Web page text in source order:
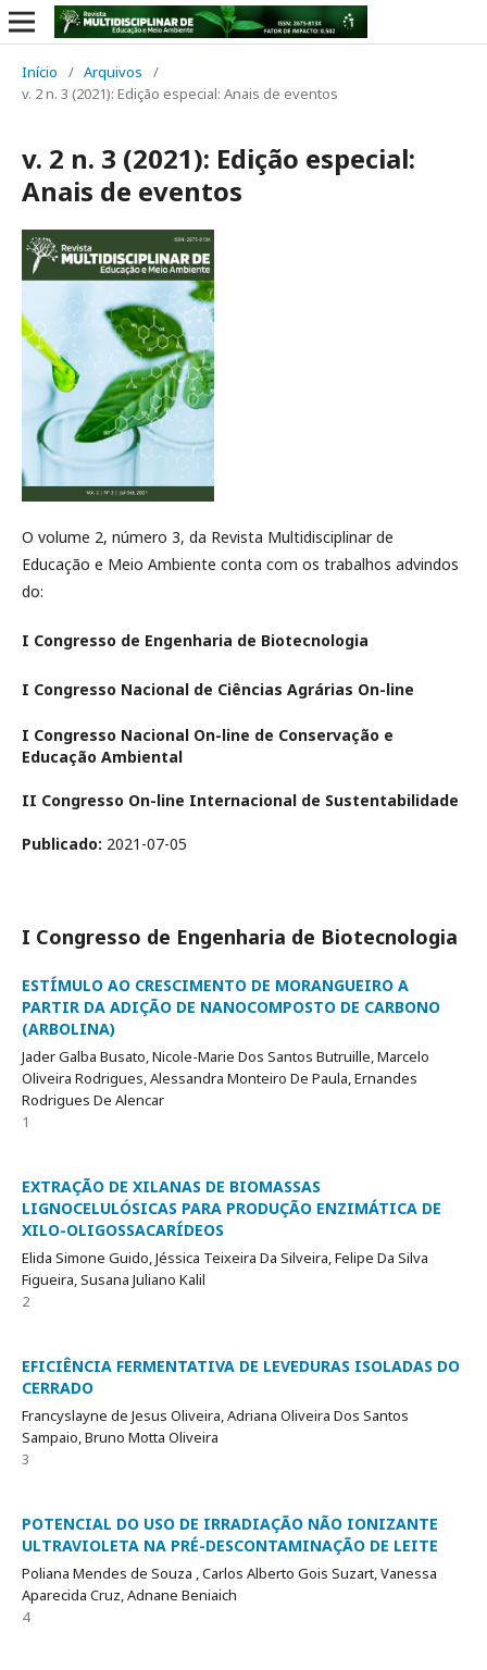
Início / Arquivos
/
v. 2 n. 3 (2021): Edição especial: Anais de eventos
v. 2 n. 3 (2021): Edição especial:
Anais de eventos
O volume 2, número 3, da Revista Multidisciplinar de
Educação e Meio Ambiente conta com os trabalhos advindos
do:
I Congresso de Engenharia de Biotecnologia
I Congresso Nacional de Ciências Agrárias On-line
I Congresso Nacional On-line de Conservação e
Educação Ambiental
II Congresso On-line Internacional de Sustentabilidade
Publicado: 2021-07-05
I Congresso de Engenharia de Biotecnologia
ESTÍMULO AO CRESCIMENTO DE MORANGUEIRO A
PARTIR DA ADIÇÃO DE NANOCOMPOSTO DE CARBONO
(ARBOLINA)
Jader Galba Busato, Nicole-Marie Dos Santos Butruille, Marcelo
Oliveira Rodrigues, Alessandra Monteiro De Paula, Ernandes
Rodrigues De Alencar
1
EXTRAÇÃO DE XILANAS DE BIOMASSAS
LIGNOCELULÓSICAS PARA PRODUÇÃO ENZIMÁTICA DE
XILO-OLIGOSSACARÍDEOS
Elida Simone Guido, Jéssica Teixeira Da Silveira, Felipe Da Silva
Figueira, Susana Juliano Kalil
2
EFICIÊNCIA FERMENTATIVA DE LEVEDURAS ISOLADAS DO
CERRADO
Francyslayne de Jesus Oliveira, Adriana Oliveira Dos Santos
Sampaio, Bruno Motta Oliveira
3
POTENCIAL DO USO DE IRRADIAÇÃO NÃO IONIZANTE
ULTRAVIOLETA NA PRÉ-DESCONTAMINAÇÃO DE LEITE
Poliana Mendes de Souza , Carlos Alberto Gois Suzart, Vanessa
Aparecida Cruz, Adnane Beniaich
4